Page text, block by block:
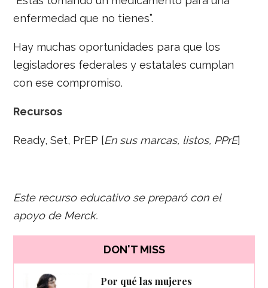
enfermedad que no tienes”.
Hay muchas oportunidades para que los
legisladores federales y estatales cumplan
con ese compromiso.
Recursos
Ready, Set, PrEP [En sus marcas, listos, PPrE]
Este recurso educativo se preparó con el
apoyo de Merck.
DON'T MISS
Por qué las mujeres